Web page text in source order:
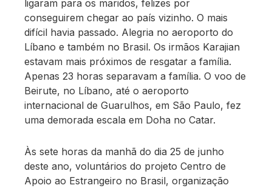
ligaram para os maridos, felizes por
conseguirem chegar ao país vizinho. O mais
difícil havia passado. Alegria no aeroporto do
Líbano e também no Brasil. Os irmãos Karajian
estavam mais próximos de resgatar a família.
Apenas 23 horas separavam a família. O voo de
Beirute, no Líbano, até o aeroporto
internacional de Guarulhos, em São Paulo, fez
uma demorada escala em Doha no Catar.
Às sete horas da manhã do dia 25 de junho
deste ano, voluntários do projeto Centro de
Apoio ao Estrangeiro no Brasil, organização